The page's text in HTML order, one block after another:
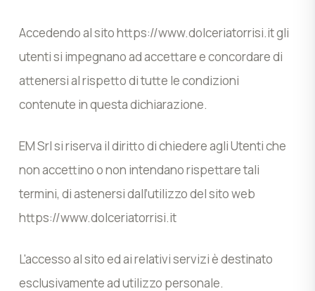
Accedendo al sito https://www.dolceriatorrisi.it gli
utenti si impegnano ad accettare e concordare di
attenersi al rispetto di tutte le condizioni
contenute in questa dichiarazione.
EM Srl si riserva il diritto di chiedere agli Utenti che
non accettino o non intendano rispettare tali
termini, di astenersi dall’utilizzo del sito web
https://www.dolceriatorrisi.it
L'accesso al sito ed ai relativi servizi è destinato
esclusivamente ad utilizzo personale.